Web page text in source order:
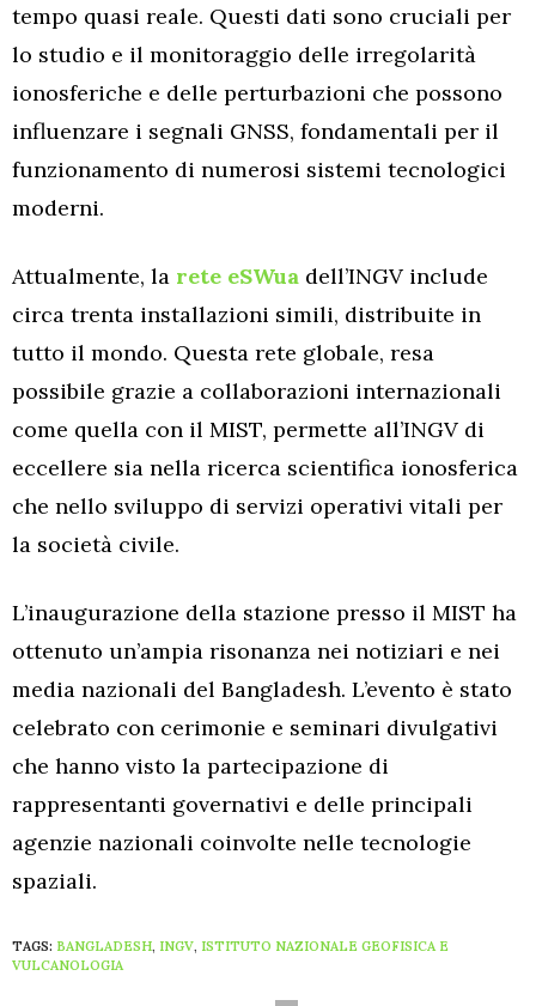
tempo quasi reale. Questi dati sono cruciali per
lo studio e il monitoraggio delle irregolarità
ionosferiche e delle perturbazioni che possono
influenzare i segnali GNSS, fondamentali per il
funzionamento di numerosi sistemi tecnologici
moderni.
Attualmente, la rete eSWua dell’INGV include
circa trenta installazioni simili, distribuite in
tutto il mondo. Questa rete globale, resa
possibile grazie a collaborazioni internazionali
come quella con il MIST, permette all’INGV di
eccellere sia nella ricerca scientifica ionosferica
che nello sviluppo di servizi operativi vitali per
la società civile.
L’inaugurazione della stazione presso il MIST ha
ottenuto un’ampia risonanza nei notiziari e nei
media nazionali del Bangladesh. L’evento è stato
celebrato con cerimonie e seminari divulgativi
che hanno visto la partecipazione di
rappresentanti governativi e delle principali
agenzie nazionali coinvolte nelle tecnologie
spaziali.
TAGS: BANGLADESH, INGV, ISTITUTO NAZIONALE GEOFISICA E
VULCANOLOGIA